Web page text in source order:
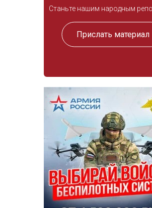
Станьте нашим народным
Прислать материал